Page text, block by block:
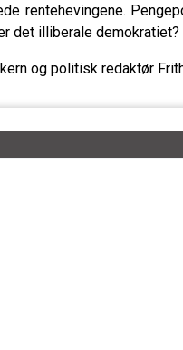
rentehevingene.
det illiberale demokratiet?
og politisk redaktør